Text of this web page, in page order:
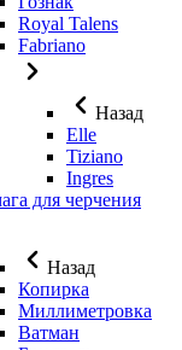
Royal Talens
Fabriano
Назад
Elle
Tiziano
Ingres
для черчения
Назад
Копирка
Миллиметровка
Ватман